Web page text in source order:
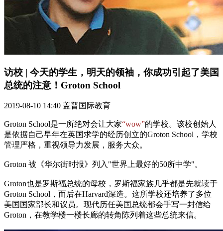
访校 | 今天的学生，明天的领袖，你成功引起了美国
总统的注意！Groton School
2019-08-10 14:40 盖普国际教育
Groton School是一所绝对会让大家“wow”的学校。该校创始人
是依据自己早年在英国求学的经历创立的Groton School，学校
管理严格，重视领导力发展，服务大众。
Groton 被《华尔街时报》列入"世界上最好的50所中学"。
Groton也是罗斯福总统的母校，罗斯福家族几乎都是先就读于
Groton School，而后在Harvard深造。这所学校还培养了多位
美国国家部长和议员。现代历任美国总统都会手写一封信给
Groton，在教学楼一楼长廊的转角陈列着这些总统来信。